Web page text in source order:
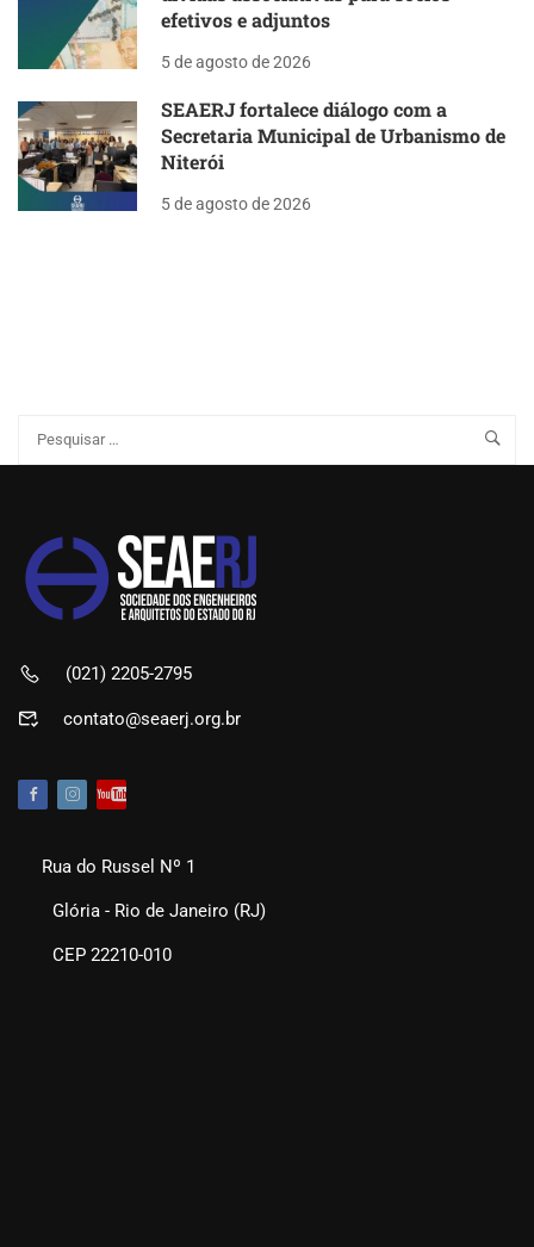
efetivos e adjuntos
5 de agosto de 2026
SEAERJ fortalece diálogo com a
Secretaria Municipal de Urbanismo de
Niterói
5 de agosto de 2026
(021) 2205-2795
contato@seaerj.org.br
Rua do Russel Nº 1
Glória - Rio de Janeiro (RJ)
CEP 22210-010